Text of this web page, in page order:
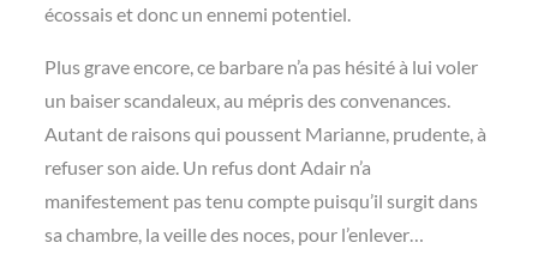
écossais et donc un ennemi potentiel.
Plus grave encore, ce barbare n’a pas hésité à lui voler
un baiser scandaleux, au mépris des convenances.
Autant de raisons qui poussent Marianne, prudente, à
refuser son aide. Un refus dont Adair n’a
manifestement pas tenu compte puisqu’il surgit dans
sa chambre, la veille des noces, pour l’enlever…